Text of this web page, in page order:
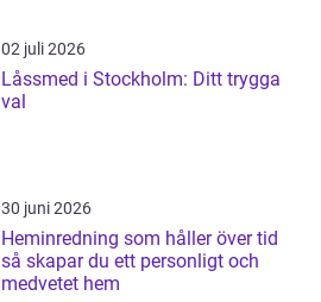
02 juli 2026
Låssmed i Stockholm: Ditt trygga
val
30 juni 2026
Heminredning som håller över tid
så skapar du ett personligt och
medvetet hem